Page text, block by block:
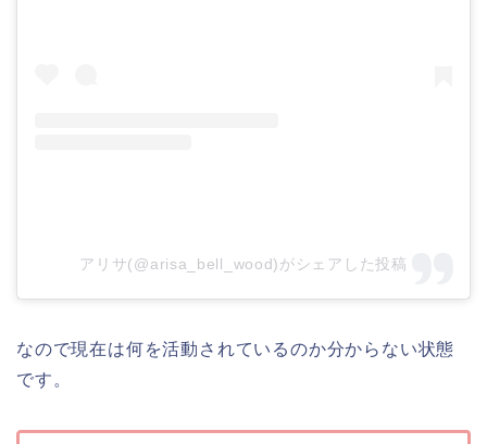
アリサ(@arisa_bell_wood)がシェアした投稿
なので現在は何を活動されているのか分からない状態
です。